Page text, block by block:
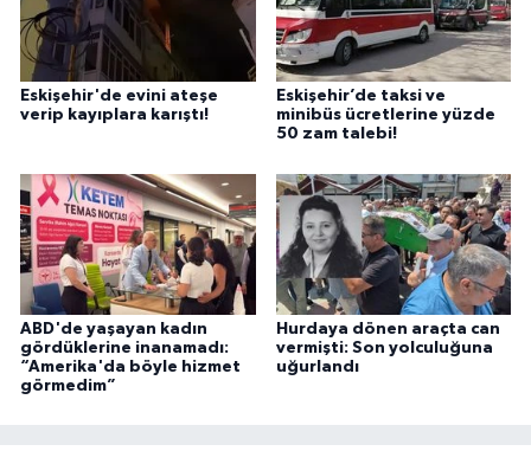
Eskişehir'de evini ateşe
verip kayıplara karıştı!
Eskişehir’de taksi ve
minibüs ücretlerine yüzde
50 zam talebi!
ABD'de yaşayan kadın
gördüklerine inanamadı:
“Amerika'da böyle hizmet
görmedim”
Hurdaya dönen araçta can
vermişti: Son yolculuğuna
uğurlandı